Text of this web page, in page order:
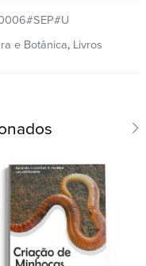
e Botânica, Livros